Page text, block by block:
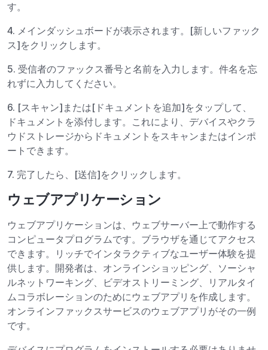
す。
4. メインダッシュボードが表示されます。[新しいファック
ス]をクリックします。
5. 受信者のファックス番号と名前を入力します。件名を忘
れずに入力してください。
6. [スキャン]または[ドキュメントを追加]をタップして、
ドキュメントを添付します。これにより、デバイスやクラ
ウドストレージからドキュメントをスキャンまたはインポ
ートできます。
7. 完了したら、[送信]をクリックします。
ウェブアプリケーション
ウェブアプリケーションは、ウェブサーバー上で動作する
コンピュータプログラムです。ブラウザを通じてアクセス
できます。リッチでインタラクティブなユーザー体験を提
供します。開発者は、オンラインショッピング、ソーシャ
ルネットワーキング、ビデオストリーミング、リアルタイ
ムコラボレーションのためにウェブアプリを作成します。
オンラインファックスサービスのウェブアプリがその一例
です。